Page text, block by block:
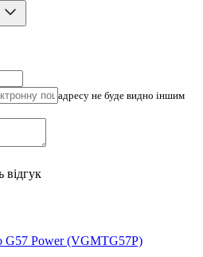
адресу не буде видно іншим
відгук